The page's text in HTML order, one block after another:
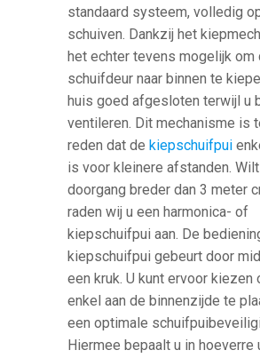
standaard systeem, volledig
schuiven. Dankzij het
het echter tevens mogelijk om
schuifdeur naar binnen te
huis goed afgesloten terwijl u
ventileren. Dit mechanisme is
reden dat de kiepschuifpui
is voor kleinere afstanden.
doorgang breder dan 3 meter
raden wij u een harmonica- of
kiepschuifpui aan. De
kiepschuifpui gebeurt door
een kruk. U kunt ervoor kiezen
enkel aan de binnenzijde te
een optimale
Hiermee bepaalt u in hoeverre